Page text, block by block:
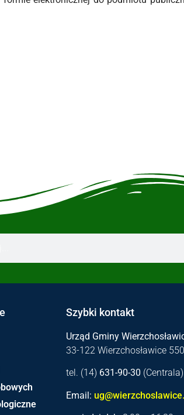
Szybki kontakt
Urząd Gminy
33-122 Wierzchosławice 550
tel. (14) 631-90-30 (Centrala)
Email: